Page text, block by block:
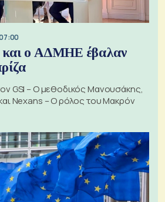
και ο ΑΔΜΗΕ έβαλαν
GSI – Ο μεθοδικός Μανουσάκης,
Nexans – Ο ρόλος του Μακρόν